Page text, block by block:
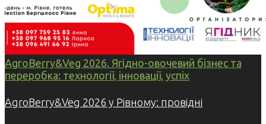
AgroBerry&Veg 2026. Ягідно-овочевий бізнес та
переробка: технології, інновації, успіх
AgroBerry&Veg 2026 у Рівному: провідні